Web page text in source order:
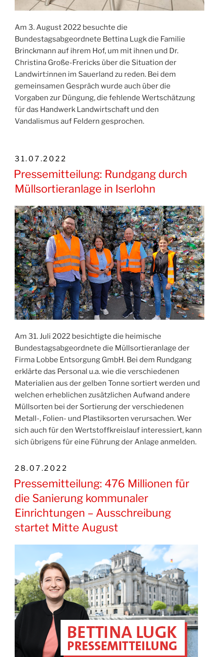
Am 3. August 2022 besuchte die
Bundestagsabgeordnete Bettina Lugk die Familie
Brinckmann auf ihrem Hof, um mit ihnen und Dr.
Christina Große-Frericks über die Situation der
Landwirt:innen im Sauerland zu reden. Bei dem
gemeinsamen Gespräch wurde auch über die
Vorgaben zur Düngung, die fehlende Wertschätzung
für das Handwerk Landwirtschaft und den
Vandalismus auf Feldern gesprochen.
VERÖFFENTLICHT
AM
31.07.2022
Pressemitteilung: Rundgang durch
Müllsortieranlage in Iserlohn
Am 31. Juli 2022 besichtigte die heimische
Bundestagsabgeordnete die Müllsortieranlage der
Firma Lobbe Entsorgung GmbH. Bei dem Rundgang
erklärte das Personal u.a. wie die verschiedenen
Materialien aus der gelben Tonne sortiert werden und
welchen erheblichen zusätzlichen Aufwand andere
Müllsorten bei der Sortierung der verschiedenen
Metall-, Folien- und Plastiksorten verursachen. Wer
sich auch für den Wertstoffkreislauf interessiert, kann
sich übrigens für eine Führung der Anlage anmelden.
VERÖFFENTLICHT
AM
28.07.2022
Pressemitteilung: 476 Millionen für
die Sanierung kommunaler
Einrichtungen – Ausschreibung
startet Mitte August